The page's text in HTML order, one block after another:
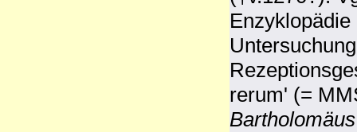
rerum' (=